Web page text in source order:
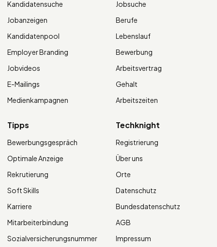
Kandidatensuche
Jobanzeigen
Kandidatenpool
Employer Branding
Jobvideos
E-Mailings
Medienkampagnen
Jobsuche
Berufe
Lebenslauf
Bewerbung
Arbeitsvertrag
Gehalt
Arbeitszeiten
Tipps
Bewerbungsgespräch
Optimale Anzeige
Rekrutierung
Soft Skills
Karriere
Mitarbeiterbindung
Sozialversicherungsnummer
Techknight
Registrierung
Über uns
Orte
Datenschutz
Bundesdatenschutz
AGB
Impressum